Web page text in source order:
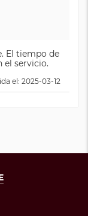
El tiempo de
el servicio.
el: 2025-03-12